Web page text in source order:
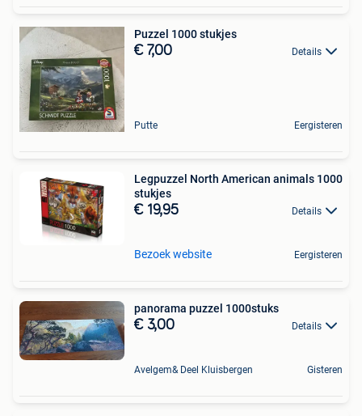
Puzzel 1000 stukjes
€ 7,00 Details
Putte Eergisteren
Legpuzzel North American animals 1000
stukjes
€ 19,95 Details
Bezoek website Eergisteren
panorama puzzel 1000stuks
€ 3,00 Details
Avelgem& Deel Kluisbergen Gisteren